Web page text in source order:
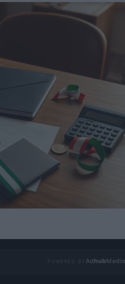
Ad hubMedia